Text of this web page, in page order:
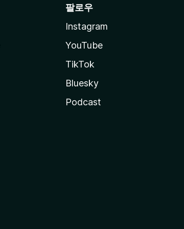
팔로우
Instagram
YouTube
TikTok
Bluesky
Podcast